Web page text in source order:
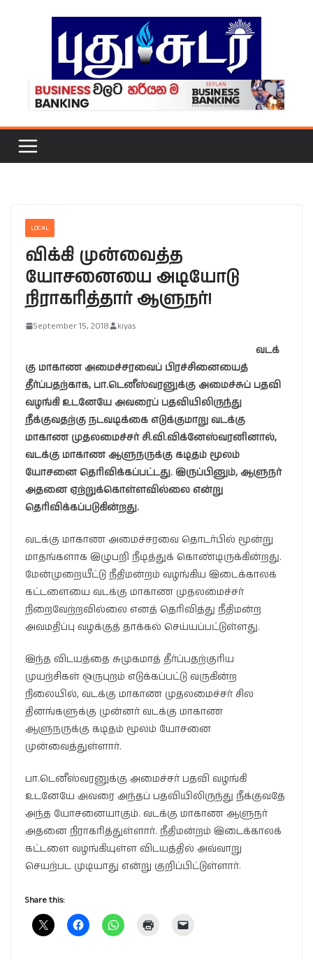
LOCAL
விக்கி முன்வைத்த
யோசனையை அடியோடு
நிராகரித்தார் ஆளுநர்!
September 15, 2018 kiyas
வடக்
கு மாகாண அமைச்சரவைப் பிரச்சினையைத்
தீர்ப்பதற்காக, பா.டெனீஸ்வரனுக்கு அமைச்சுப் பதவி
வழங்கி உடனேயே அவரைப் பதவியிலிருந்து
நீக்குவதற்கு நடவடிக்கை எடுக்குமாறு வடக்கு
மாகாண முதலமைச்சர் சி.வி.விக்னேஸ்வரனினால்,
வடக்கு மாகாண ஆளுநருக்கு கடிதம் மூலம்
யோசனை தெரிவிக்கப்பட்டது. இருப்பினும், ஆளுநர்
அதனை ஏற்றுக்கொள்ளவில்லை என்று
தெரிவிக்கப்படுகின்றது.
வடக்கு மாகாண அமைச்சரவை தொடர்பில் மூன்று
மாதங்களாக இழுபறி நீடித்துக் கொண்டிருக்கின்றது.
மேன்முறையீட்டு நீதிமன்றம் வழங்கிய இடைக்காலக்
கட்டளையை வடக்கு மாகாண முதலமைச்சர்
நிறைவேற்றவில்லை எனத் தெரிவித்து நீதிமன்ற
அவமதிப்பு வழக்குத் தாக்கல் செய்யப்பட்டுள்ளது.
இந்த விடயத்தை சுமுகமாத் தீர்ப்பதற்குரிய
முயற்சிகள் ஒருபுறம் எடுக்கப்பட்டு வருகின்ற
நிலையில், வடக்கு மாகாண முதலமைச்சர் சில
தினங்களுக்கு முன்னர் வடக்கு மாகாண
ஆளுநருக்கு கடிதம் மூலம் யோசனை
முன்வைத்துள்ளார்.
பா.டெனீஸ்வரனுக்கு அமைச்சர் பதவி வழங்கி
உடனேயே அவரை அந்தப் பதவியிலிருந்து நீக்குவதே
அந்த யோசனையாகும். வடக்கு மாகாண ஆளுநர்
அதனை நிராகரித்துள்ளார். நீதிமன்றம் இடைக்காலக்
கட்டளை வழங்கியுள்ள விடயத்தில் அவ்வாறு
செயற்பட முடியாது என்று குறிப்பிட்டுள்ளார்.
Share this: